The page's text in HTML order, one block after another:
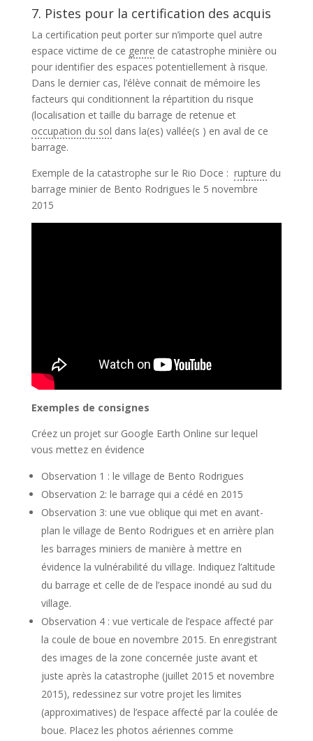
7. Pistes pour la certification des acquis
La certification peut porter sur n’importe quel autre
espace victime de ce genre de catastrophe minière ou
pour identifier des espaces potentiellement à risque.
Dans le dernier cas, l’élève connait de mémoire les
facteurs qui conditionnent la répartition du risque
(localisation et taille du barrage de retenue et
occupation du sol dans la(es) vallée(s ) en aval de ce
barrage.
Exemple de la catastrophe sur le Rio Doce : rupture du
barrage minier de Bento Rodrigues le 5 novembre
2015
Exemples de consignes
Créez un projet sur Google Earth Online sur lequel
vous mettez en évidence
Observation 1 : le village de Bento Rodrigues
Observation 2: le barrage qui a cédé en 2015
Observation 3: une vue oblique qui met en avant-
plan le village de Bento Rodrigues et en arrière plan
les barrages miniers de manière à mettre en
évidence la vulnérabilité du village. Indiquez l’altitude
du barrage et celle de de l’espace inondé au sud du
village.
Observation 4 : vue verticale de l’espace affecté par
la coule de boue en novembre 2015. En enregistrant
des images de la zone concernée juste avant et
juste après la catastrophe (juillet 2015 et novembre
2015), redessinez sur votre projet les limites
(approximatives) de l’espace affecté par la coulée de
boue. Placez les photos aériennes comme